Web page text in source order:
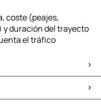
coste (peajes,
y duración del trayecto
el tráfico